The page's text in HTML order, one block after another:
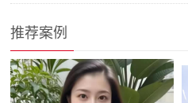
推荐案例